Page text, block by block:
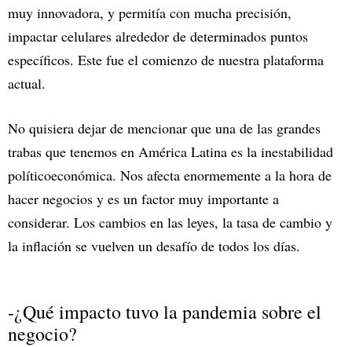
muy innovadora, y permitía con mucha precisión,
impactar celulares alrededor de determinados puntos
específicos. Este fue el comienzo de nuestra plataforma
actual.
No quisiera dejar de mencionar que una de las grandes
trabas que tenemos en América Latina es la inestabilidad
políticoeconómica. Nos afecta enormemente a la hora de
hacer negocios y es un factor muy importante a
considerar. Los cambios en las leyes, la tasa de cambio y
la inflación se vuelven un desafío de todos los días.
-¿Qué impacto tuvo la pandemia sobre el
negocio?